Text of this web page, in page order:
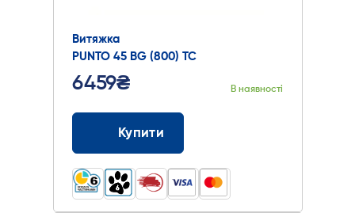
Витяжка
PUNTO 45 BG (800) TC
6459₴ В наявності
Купити